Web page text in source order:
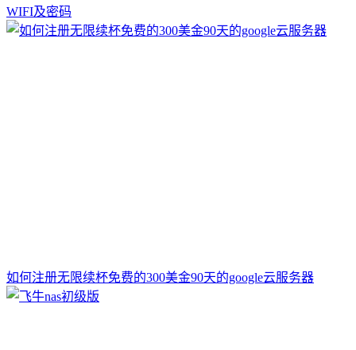
WIFI及密码
如何注册无限续杯免费的300美金90天的google云服务器